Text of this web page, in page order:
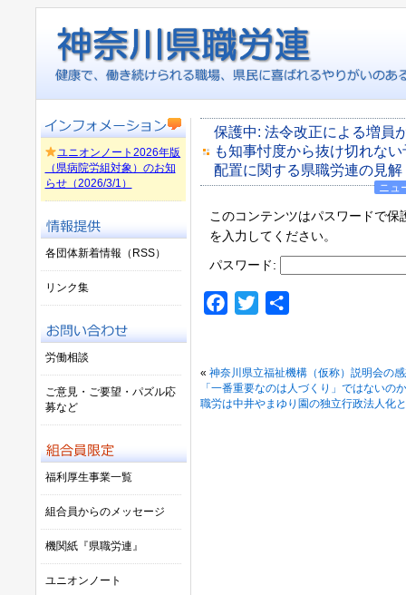
保護中: 法令改正による増員
も知事忖度から抜け切れな
配置に関する県職労連の見解
ニュ
このコンテンツはパスワードで
を入力してください。
パスワード:
Facebook
Twitter
« 神奈川県立福祉機構（仮称）説明会の
「一番重要なのは人づくり」ではないの
職労は中井やまゆり園の独立行政法人化
ユニオンノート2026年版
（県病院労組対象）のお知
らせ（2026/3/1）
各団体新着情報（RSS）
リンク集
労働相談
ご意見・ご要望・パズル応
募など
福利厚生事業一覧
組合員からのメッセージ
機関紙『県職労連』
ユニオンノート